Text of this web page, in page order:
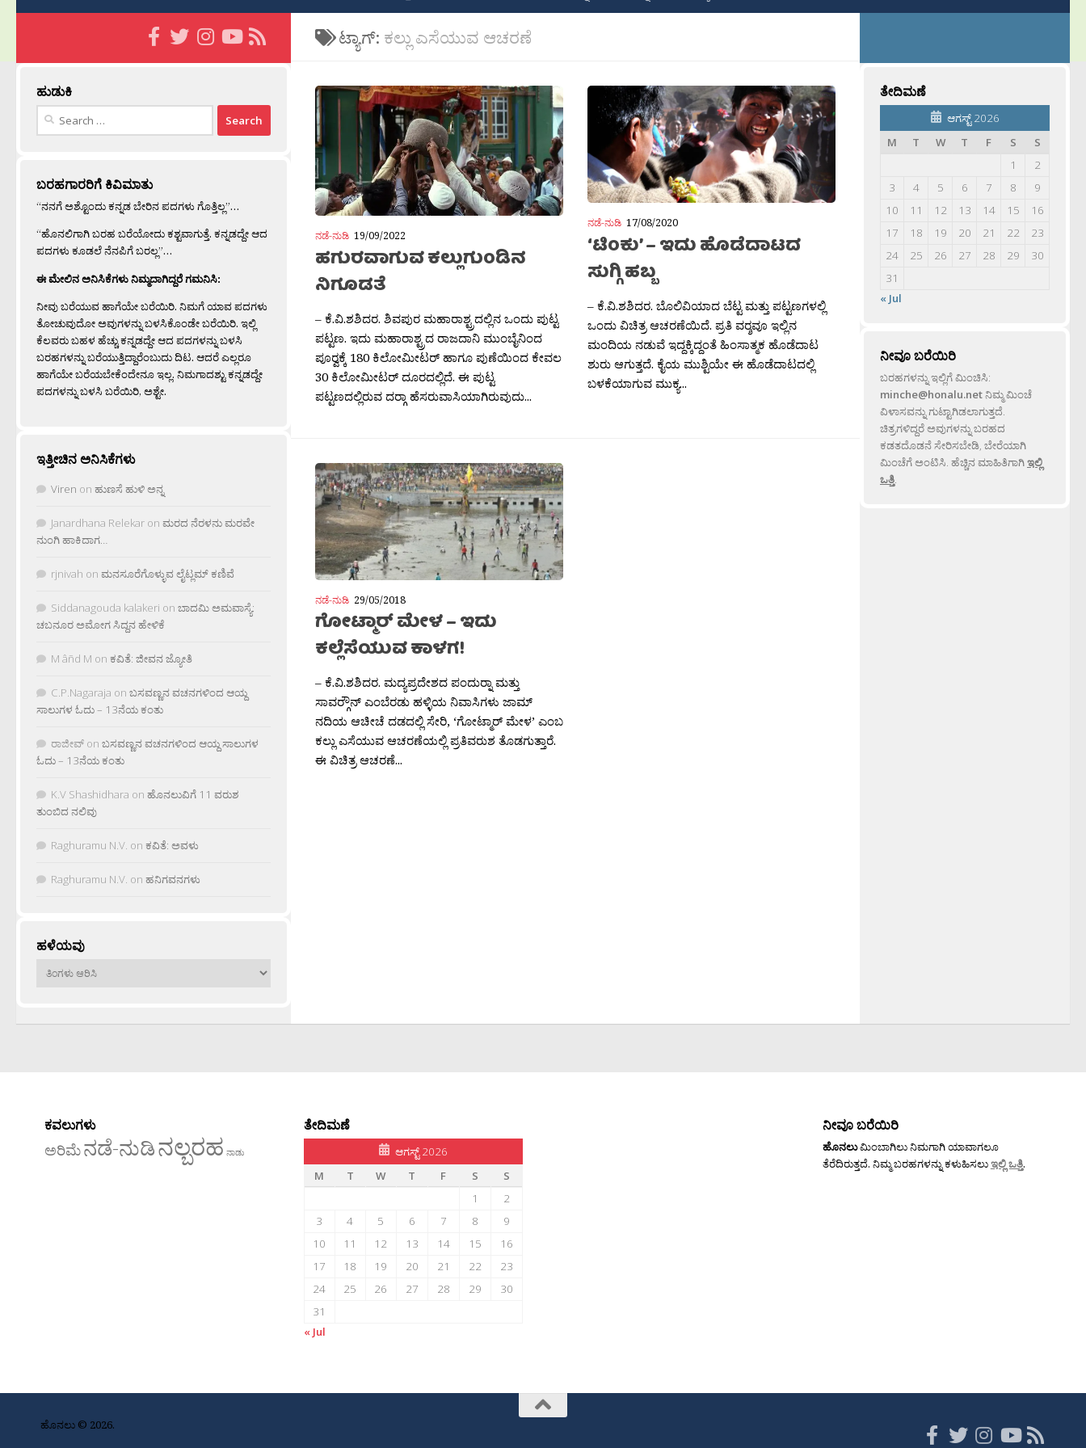
ಟ್ಯಾಗ್: ಕಲ್ಲು ಎಸೆಯುವ ಆಚರಣೆ
ನಡೆ-ನುಡಿ 19/09/2022
ಹಗುರವಾಗುವ ಕಲ್ಲುಗುಂಡಿನ
ನಿಗೂಡತೆ
– ಕೆ.ವಿ.ಶಶಿದರ. ಶಿವಪುರ ಮಹಾರಾಶ್ಟ್ರದಲ್ಲಿನ ಒಂದು ಪುಟ್ಟ
ಪಟ್ಟಣ. ಇದು ಮಹಾರಾಶ್ಟ್ರದ ರಾಜದಾನಿ ಮುಂಬೈನಿಂದ
ಪೂರ‍್ವಕ್ಕೆ 180 ಕಿಲೋಮೀಟರ್ ಹಾಗೂ ಪುಣೆಯಿಂದ ಕೇವಲ
30 ಕಿಲೋಮೀಟರ್ ದೂರದಲ್ಲಿದೆ. ಈ ಪುಟ್ಟ
ಪಟ್ಟಣದಲ್ಲಿರುವ ದರ‍್ಗಾ ಹೆಸರುವಾಸಿಯಾಗಿರುವುದು...
ನಡೆ-ನುಡಿ 17/08/2020
‘ಟಿಂಕು’ – ಇದು ಹೊಡೆದಾಟದ
ಸುಗ್ಗಿ ಹಬ್ಬ
– ಕೆ.ವಿ.ಶಶಿದರ. ಬೊಲಿವಿಯಾದ ಬೆಟ್ಟ ಮತ್ತು ಪಟ್ಟಣಗಳಲ್ಲಿ
ಒಂದು ವಿಚಿತ್ರ ಆಚರಣೆಯಿದೆ. ಪ್ರತಿ ವರ‍್ಶವೂ ಇಲ್ಲಿನ
ಮಂದಿಯ ನಡುವೆ ಇದ್ದಕ್ಕಿದ್ದಂತೆ ಹಿಂಸಾತ್ಮಕ ಹೊಡೆದಾಟ
ಶುರು ಆಗುತ್ತದೆ. ಕೈಯ ಮುಶ್ಟಿಯೇ ಈ ಹೊಡೆದಾಟದಲ್ಲಿ
ಬಳಕೆಯಾಗುವ ಮುಕ್ಯ...
ನಡೆ-ನುಡಿ 29/05/2018
ಗೋಟ್ಮಾರ್ ಮೇಳ – ಇದು
ಕಲ್ಲೆಸೆಯುವ ಕಾಳಗ!
– ಕೆ.ವಿ.ಶಶಿದರ. ಮದ್ಯಪ್ರದೇಶದ ಪಂದುರ‍್ನಾ ಮತ್ತು
ಸಾವರ‍್ಗೌನ್ ಎಂಬೆರಡು ಹಳ್ಳಿಯ ನಿವಾಸಿಗಳು ಜಾಮ್
ನದಿಯ ಆಚೀಚೆ ದಡದಲ್ಲಿ ಸೇರಿ, ‘ಗೋಟ್ಮಾರ್ ಮೇಳ’ ಎಂಬ
ಕಲ್ಲು ಎಸೆಯುವ ಆಚರಣೆಯಲ್ಲಿ ಪ್ರತಿವರುಶ ತೊಡಗುತ್ತಾರೆ.
ಈ ವಿಚಿತ್ರ ಆಚರಣೆ...
ಹುಡುಕಿ
Search
ಬರಹಗಾರರಿಗೆ ಕಿವಿಮಾತು
“ನನಗೆ ಅಶ್ಟೊಂದು ಕನ್ನಡ ಬೇರಿನ ಪದಗಳು ಗೊತ್ತಿಲ್ಲ”…
“ಹೊನಲಿಗಾಗಿ ಬರಹ ಬರೆಯೋದು ಕಶ್ಟವಾಗುತ್ತೆ. ಕನ್ನಡದ್ದೇ ಆದ
ಪದಗಳು ಕೂಡಲೆ ನೆನಪಿಗೆ ಬರಲ್ಲ”…
ಈ ಮೇಲಿನ ಅನಿಸಿಕೆಗಳು ನಿಮ್ಮದಾಗಿದ್ದರೆ ಗಮನಿಸಿ:
ನೀವು ಬರೆಯುವ ಹಾಗೆಯೇ ಬರೆಯಿರಿ. ನಿಮಗೆ ಯಾವ ಪದಗಳು
ತೋಚುವುದೋ ಅವುಗಳನ್ನು ಬಳಸಿಕೊಂಡೇ ಬರೆಯಿರಿ. ಇಲ್ಲಿ
ಕೆಲವರು ಬಹಳ ಹೆಚ್ಚು ಕನ್ನಡದ್ದೇ ಆದ ಪದಗಳನ್ನು ಬಳಸಿ
ಬರಹಗಳನ್ನು ಬರೆಯುತ್ತಿದ್ದಾರೆಂಬುದು ದಿಟ. ಆದರೆ ಎಲ್ಲರೂ
ಹಾಗೆಯೇ ಬರೆಯಬೇಕೆಂದೇನೂ ಇಲ್ಲ. ನಿಮಗಾದಶ್ಟು ಕನ್ನಡದ್ದೇ
ಪದಗಳನ್ನು ಬಳಸಿ ಬರೆಯಿರಿ, ಅಶ್ಟೇ.
ಇತ್ತೀಚಿನ ಅನಿಸಿಕೆಗಳು
Viren on ಹುಣಸೆ ಹುಳಿ ಅನ್ನ
Janardhana Relekar on ಮರದ ನೆರಳನು ಮರವೇ
ನುಂಗಿ ಹಾಕಿದಾಗ…
rjnivah on ಮನಸೂರೆಗೊಳ್ಳುವ ಲೈಟ್ಲಮ್ ಕಣಿವೆ
Siddanagouda kalakeri on ಬಾದಮಿ ಅಮವಾಸ್ಯೆ:
ಚಬನೂರ ಅಮೋಗ ಸಿದ್ದನ ಹೇಳಿಕೆ
M âñd M on ಕವಿತೆ: ಜೀವನ ಜ್ಯೋತಿ
C.P.Nagaraja on ಬಸವಣ್ಣನ ವಚನಗಳಿಂದ ಆಯ್ದ
ಸಾಲುಗಳ ಓದು – 13ನೆಯ ಕಂತು
ರಾಜೀವ್ on ಬಸವಣ್ಣನ ವಚನಗಳಿಂದ ಆಯ್ದ ಸಾಲುಗಳ
ಓದು – 13ನೆಯ ಕಂತು
K.V Shashidhara on ಹೊನಲುವಿಗೆ 11 ವರುಶ
ತುಂಬಿದ ನಲಿವು
Raghuramu N.V. on ಕವಿತೆ: ಅವಳು
Raghuramu N.V. on ಹನಿಗವನಗಳು
ಹಳೆಯವು
ಹಳೆಯವು
ತೇದಿಮಣೆ
ಆಗಸ್ಟ್ 2026
M
T W T F S
S
1
2
3
4 5 6 7 8
9
10
11 12 13 14 15
16
17
18 19 20 21 22
23
24
25 26 27 28 29
30
31
« Jul
ನೀವೂ ಬರೆಯಿರಿ
ಬರಹಗಳನ್ನು ಇಲ್ಲಿಗೆ ಮಿಂಚಿಸಿ:
minche@honalu.netನಿಮ್ಮ ಮಿಂಚೆ
ವಿಳಾಸವನ್ನು ಗುಟ್ಟಾಗಿಡಲಾಗುತ್ತದೆ.
ಚಿತ್ರಗಳಿದ್ದರೆ ಅವುಗಳನ್ನು ಬರಹದ
ಕಡತದೊಡನೆ ಸೇರಿಸಬೇಡಿ, ಬೇರೆಯಾಗಿ
ಮಿಂಚೆಗೆ ಅಂಟಿಸಿ. ಹೆಚ್ಚಿನ ಮಾಹಿತಿಗಾಗಿಇಲ್ಲಿ
ಒತ್ತಿ.
ಕವಲುಗಳು
ಅರಿಮೆನಡೆ-ನುಡಿನಲ್ಬರಹ ನಾಡು
ತೇದಿಮಣೆ
ಆಗಸ್ಟ್ 2026
M
T W T F S
S
1
2
3
4 5 6 7 8
9
10
11 12 13 14 15
16
17
18 19 20 21 22
23
24
25 26 27 28 29
30
31
« Jul
ನೀವೂ ಬರೆಯಿರಿ
ಹೊನಲುಮಿಂಬಾಗಿಲು ನಿಮಗಾಗಿ ಯಾವಾಗಲೂ
ತೆರೆದಿರುತ್ತದೆ. ನಿಮ್ಮ ಬರಹಗಳನ್ನು ಕಳುಹಿಸಲುಇಲ್ಲಿ ಒತ್ತಿ.
ಹೊನಲು © 2026.